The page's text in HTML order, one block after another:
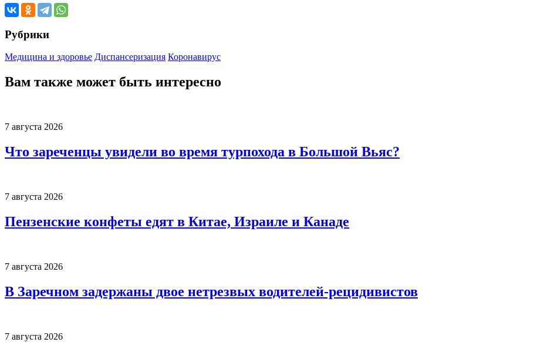
Рубрики
Медицина и здоровье Диспансеризация Коронавирус
Вам также может быть интересно
7 августа 2026
Что зареченцы увидели во время турпохода в Большой Вьяс?
7 августа 2026
Пензенские конфеты едят в Китае, Израиле и Канаде
7 августа 2026
В Заречном задержаны двое нетрезвых водителей-рецидивистов
7 августа 2026